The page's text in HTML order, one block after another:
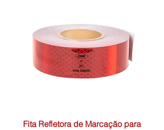
Fita Refletora de Marcação para